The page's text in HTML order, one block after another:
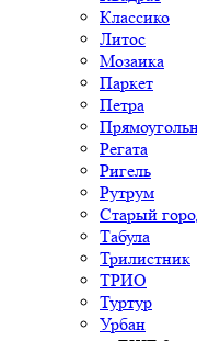
Классико
Литос
Мозаика
Паркет
Петра
Регата
Ригель
Рутрум
Старый
Табула
Трилистник
ТРИО
Туртур
Урбан